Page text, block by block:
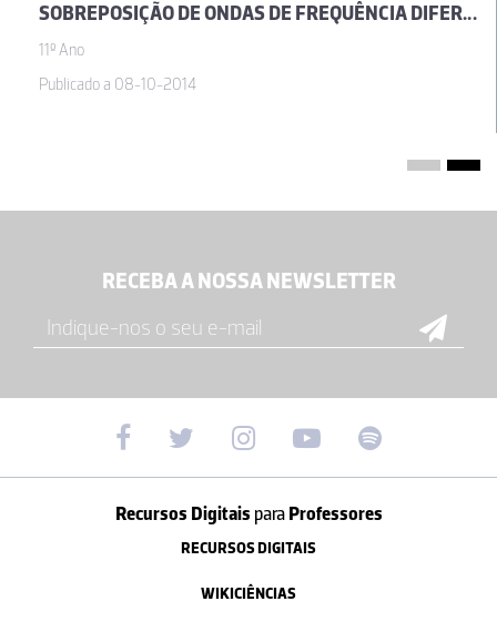
SOBREPOSIÇÃO DE ONDAS DE FREQUÊNCIA DIFERENTE
11º Ano
Publicado a 08-10-2014
RECEBA A NOSSA NEWSLETTER
Recursos Digitais paraProfessores
RECURSOS DIGITAIS
WIKICIÊNCIAS